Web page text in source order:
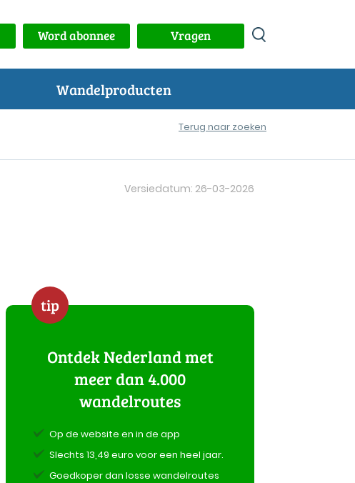
Word abonnee Vragen
Wandelproducten
Terug naar zoeken
Versiedatum: 26-03-2026
tip
Ontdek Nederland met
meer dan 4.000
wandelroutes
Op de website en in de app
Slechts 13,49 euro voor een heel jaar.
Goedkoper dan losse wandelroutes